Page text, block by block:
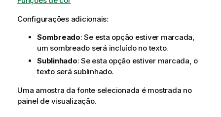
Configurações adicionais:
Sombreado: Se esta opção estiver marcada,
um sombreado será incluído no texto.
Sublinhado: Se esta opção estiver marcada, o
texto será sublinhado.
Uma amostra da fonte selecionada é mostrada no
painel de visualização.